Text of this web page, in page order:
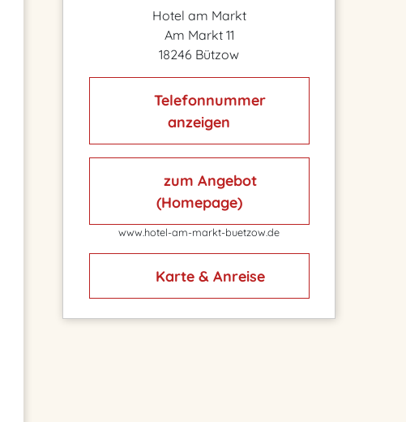
Hotel am Markt
Am Markt 11
18246 Bützow
Telefonnummer
anzeigen
zum Angebot
(Homepage)
www.hotel-am-markt-buetzow.de
Karte & Anreise